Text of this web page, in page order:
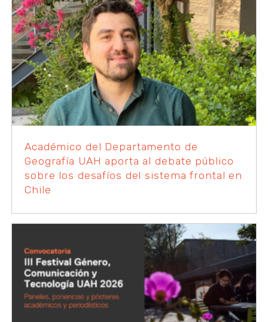
Académico del Departamento de
Geografía UAH aporta al debate público
sobre los desafíos del sistema frontal en
Chile